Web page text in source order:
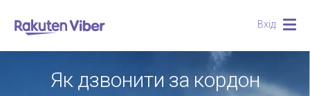
Вхід
Як дзвонити за кордон